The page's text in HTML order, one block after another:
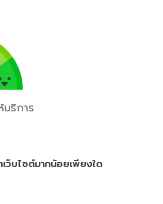
ริการ
ว็บไซต์มากน้อยเพียงใด